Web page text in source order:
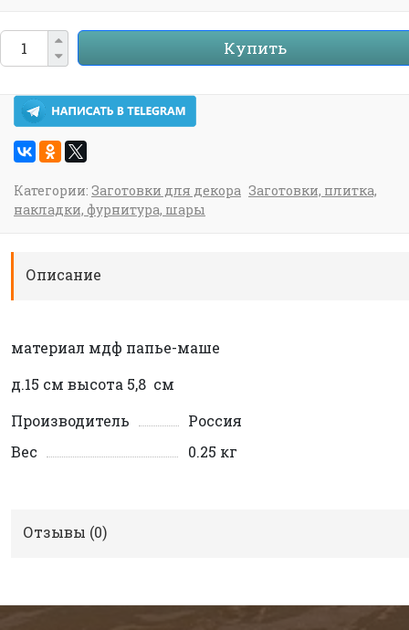
Купить
Категории: Заготовки для декора Заготовки, плитка,
накладки, фурнитура, шары
Описание
материал мдф папье-маше
д.15 см высота 5,8 см
Производитель
Россия
Вес
0.25 кг
Отзывы (0)